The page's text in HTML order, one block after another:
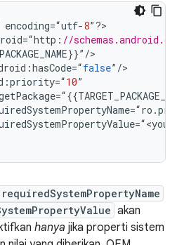
encoding=“utf-8” ?>
=“http : //
}}” /
:hasCode=“false” /
:priority=“10”
=“{{
=“ro .
=“<your
akan
hanya jika properti sistem